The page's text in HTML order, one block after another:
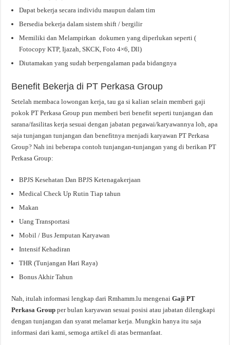
Dapat bekerja secara individu maupun dalam tim
Bersedia bekerja dalam sistem shift / bergilir
Memiliki dan Melampirkan dokumen yang diperlukan seperti (
Fotocopy KTP, Ijazah, SKCK, Foto 4×6, Dll)
Diutamakan yang sudah berpengalaman pada bidangnya
Benefit Bekerja di PT Perkasa Group
Setelah membaca lowongan kerja, tau ga si kalian selain memberi gaji
pokok PT Perkasa Group pun memberi beri benefit seperti tunjangan dan
sarana/fasilitas kerja sesuai dengan jabatan pegawai/karyawannya loh, apa
saja tunjangan tunjangan dan benefitnya menjadi karyawan PT Perkasa
Group? Nah ini beberapa contoh tunjangan-tunjangan yang di berikan PT
Perkasa Group:
BPJS Kesehatan Dan BPJS Ketenagakerjaan
Medical Check Up Rutin Tiap tahun
Makan
Uang Transportasi
Mobil / Bus Jemputan Karyawan
Intensif Kehadiran
THR (Tunjangan Hari Raya)
Bonus Akhir Tahun
Nah, itulah informasi lengkap dari Rmhamm.lu mengenaiGaji PT
Perkasa Groupper bulan karyawan sesuai posisi atau jabatan dilengkapi
dengan tunjangan dan syarat melamar kerja. Mungkin hanya itu saja
informasi dari kami, semoga artikel di atas bermanfaat.